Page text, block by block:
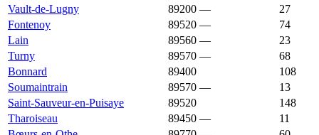
Vault-de-Lugny
89200 —
27
Fontenoy
89520 —
74
Lain
89560 —
23
Turny
89570 —
68
Bonnard
89400
108
Soumaintrain
89570 —
13
Saint-Sauveur-en-Puisaye
89520
148
Tharoiseau
89450 —
11